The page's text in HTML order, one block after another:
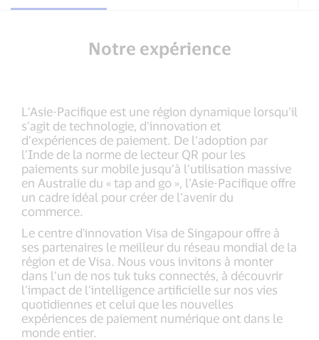
Notre expérience
L’Asie-Pacifique est une région dynamique lorsqu’il
s’agit de technologie, d’innovation et
d’expériences de paiement. De l’adoption par
l’Inde de la norme de lecteur QR pour les
paiements sur mobile jusqu’à l’utilisation massive
en Australie du « tap and go », l’Asie-Pacifique offre
un cadre idéal pour créer de l’avenir du
commerce.
Le centre d'innovation Visa de Singapour offre à
ses partenaires le meilleur du réseau mondial de la
région et de Visa. Nous vous invitons à monter
dans l’un de nos tuk tuks connectés, à découvrir
l’impact de l’intelligence artificielle sur nos vies
quotidiennes et celui que les nouvelles
expériences de paiement numérique ont dans le
monde entier.